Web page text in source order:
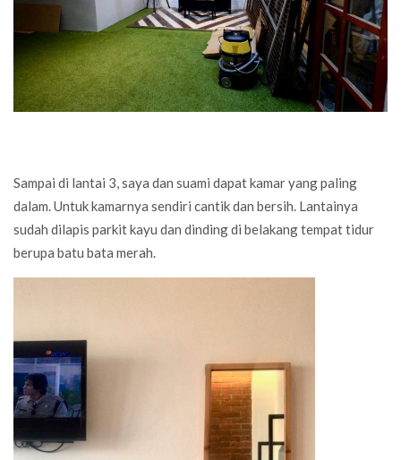
Sampai di lantai 3, saya dan suami dapat kamar yang paling
dalam. Untuk kamarnya sendiri cantik dan bersih. Lantainya
sudah dilapis parkit kayu dan dinding di belakang tempat tidur
berupa batu bata merah.